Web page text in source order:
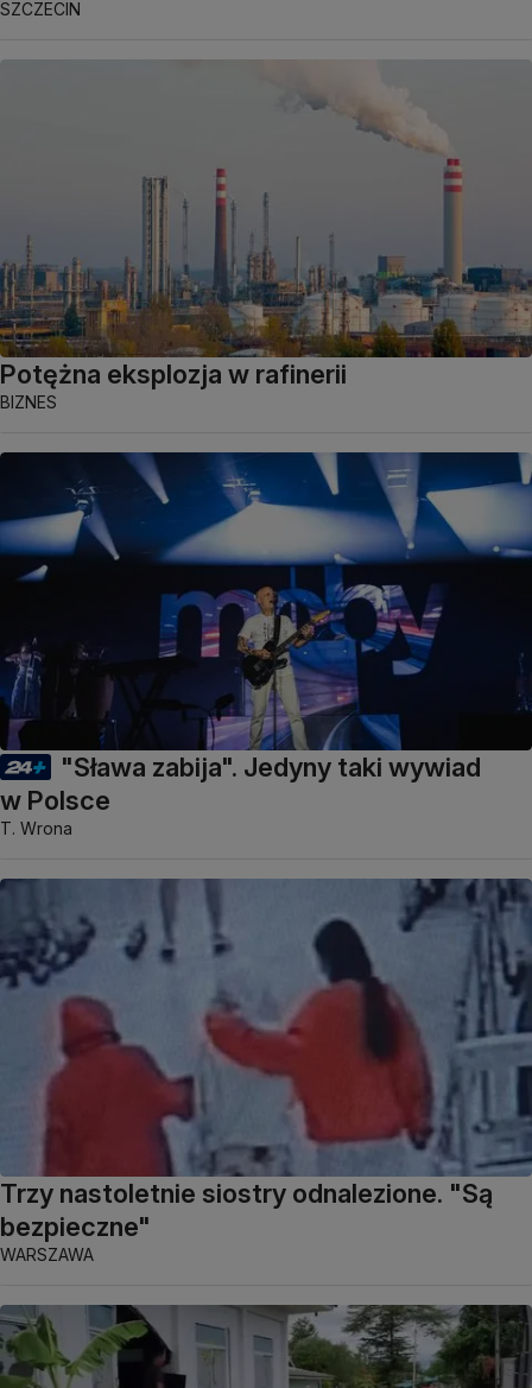
SZCZECIN
Potężna eksplozja w rafinerii
BIZNES
"Sława zabija". Jedyny taki wywiad
w Polsce
T. Wrona
Trzy nastoletnie siostry odnalezione. "Są
bezpieczne"
WARSZAWA